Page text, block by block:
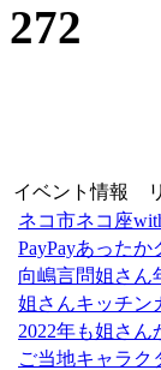
272
イベント情報
ネコ市ネコ座
PayPayあった
向嶋言問姐さん
姐さんキッチン
2022年も姐さん
ご当地キャラ